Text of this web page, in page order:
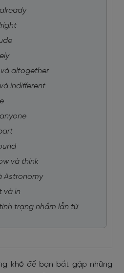
và altogether
indifferent
và think
Astronomy
và in
trạng nhầm lẫn từ
khó để bạn bắt gặp những